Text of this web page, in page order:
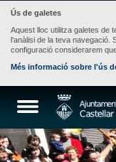
Ús de galetes
Aquest lloc utilitza galetes de
l'anàlisi de la teva navegació.
configuració considerarem
Més informació sobre l'ús